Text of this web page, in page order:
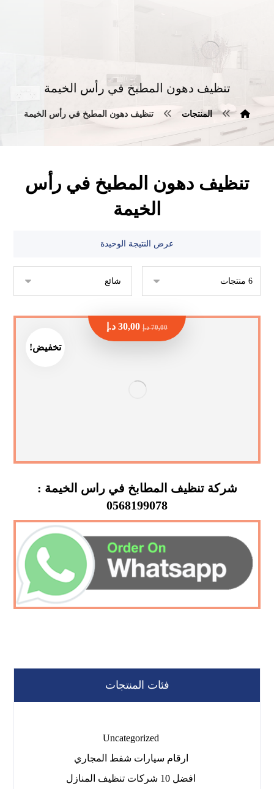
تنظيف دهون المطبخ في رأس الخيمة
المنتجات تنظيف دهون المطبخ في رأس الخيمة
تنظيف دهون المطبخ في رأس
الخيمة
عرض النتيجة الوحيدة
تخفيض!
شركة تنظيف المطابخ في راس الخيمة :
0568199078
70,00 د.إ 30,00 د.إ
فئات المنتجات
Uncategorized
ارقام سيارات شفط المجاري
افضل 10 شركات تنظيف المنازل